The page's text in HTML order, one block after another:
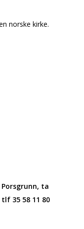
norske kirke.
ta
35 58 11 80